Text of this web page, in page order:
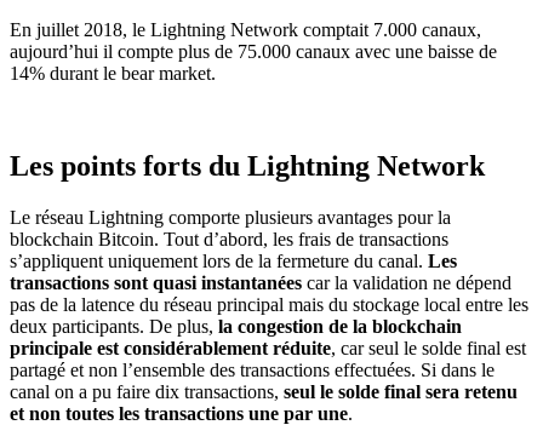
En juillet 2018, le Lightning Network comptait 7.000 canaux,
aujourd’hui il compte plus de 75.000 canaux avec une baisse de
14% durant le bear market.
Les points forts du Lightning Network
Le réseau Lightning comporte plusieurs avantages pour la
blockchain Bitcoin. Tout d’abord, les frais de transactions
s’appliquent uniquement lors de la fermeture du canal. Les
transactions sont quasi instantanées car la validation ne dépend
pas de la latence du réseau principal mais du stockage local entre les
deux participants. De plus, la congestion de la blockchain
principale est considérablement réduite, car seul le solde final est
partagé et non l’ensemble des transactions effectuées. Si dans le
canal on a pu faire dix transactions, seul le solde final sera retenu
et non toutes les transactions une par une.